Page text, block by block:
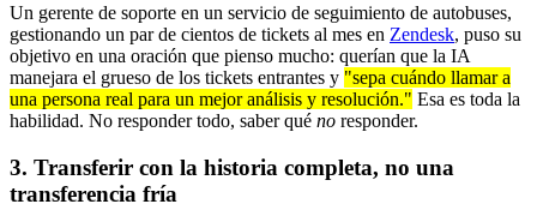
Un gerente de soporte en un servicio de seguimiento de autobuses,
gestionando un par de cientos de tickets al mes en Zendesk, puso su
objetivo en una oración que pienso mucho: querían que la IA
manejara el grueso de los tickets entrantes y "sepa cuándo llamar a
una persona real para un mejor análisis y resolución." Esa es toda la
habilidad. No responder todo, saber qué no responder.
3. Transferir con la historia completa, no una
transferencia fría